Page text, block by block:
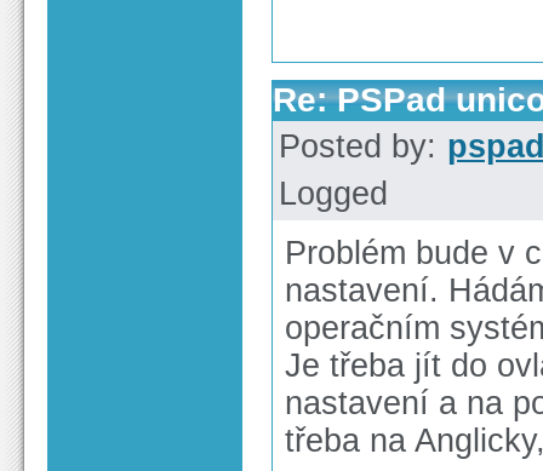
Re: PSPad
Posted by:
Logged
Problém bude v
nastavení.
operačním
Je třeba jít do
nastavení a na
třeba na